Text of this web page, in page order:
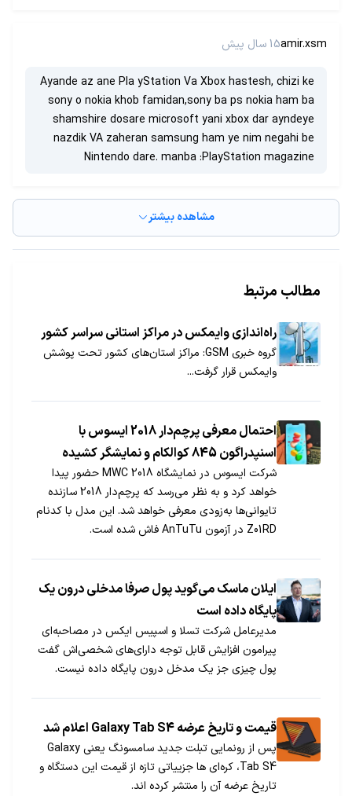
amir.xsm15 سال پیش
Ayande az ane Pla yStation Va Xbox hastesh, chizi ke
sony o nokia khob famidan,sony ba ps nokia ham ba
shamshire dosare microsoft yani xbox dar ayndeye
nazdik VA zaheran samsung ham ye nim negahi be
Nintendo dare. manba :PlayStation magazine
مشاهده بیشتر
مطالب مرتبط
راه‌اندازی وایمکس در مراکز استانی سراسر کشور
گروه خبری GSM: مراکز استان‌های کشور تحت پوشش
وایمکس قرار گرفت...
احتمال معرفی پرچم‌دار 2018 ایسوس با
اسنپدراگون 845 کوالکام و نمایشگر کشیده
شرکت ایسوس در نمایشگاه MWC 2018 حضور پیدا
خواهد کرد و به‌ نظر می‌رسد که پرچم‌دار 2018 سازنده
تایوانی‌ها به‌زودی معرفی خواهد شد. این مدل با کدنام
Z01RD در آزمون AnTuTu فاش شده است.
ایلان ماسک می‌گوید پول صرفا مدخلی درون یک
پایگاه داده است
مدیرعامل شرکت تسلا و اسپیس ایکس در مصاحبه‌ای
پیرامون افزایش قابل توجه دارای‌های شخصی‌اش گفت
پول چیزی جز یک مدخل درون پایگاه داده نیست.
قیمت و تاریخ عرضه Galaxy Tab S4 اعلام شد
پس از رونمایی تبلت جدید سامسونگ یعنی Galaxy
Tab S4، کره‌ای ها جزییاتی تازه از قیمت این دستگاه و
تاریخ عرضه آن را منتشر کرده اند.